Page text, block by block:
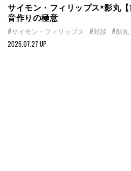
サイモン・フィリップス×影丸
音作りの極意
#サイモン・フィリップス #対談 #影丸
2026.07.27 UP